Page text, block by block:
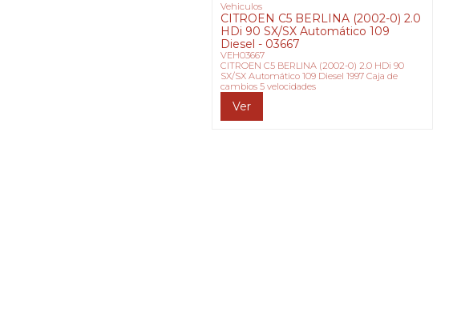
Vehiculos
CITROEN C5 BERLINA (2002-0) 2.0
HDi 90 SX/SX Automático 109
Diesel - 03667
VEH03667
CITROEN C5 BERLINA (2002-0) 2.0 HDi 90
SX/SX Automático 109 Diesel 1997 Caja de
cambios 5 velocidades
Ver